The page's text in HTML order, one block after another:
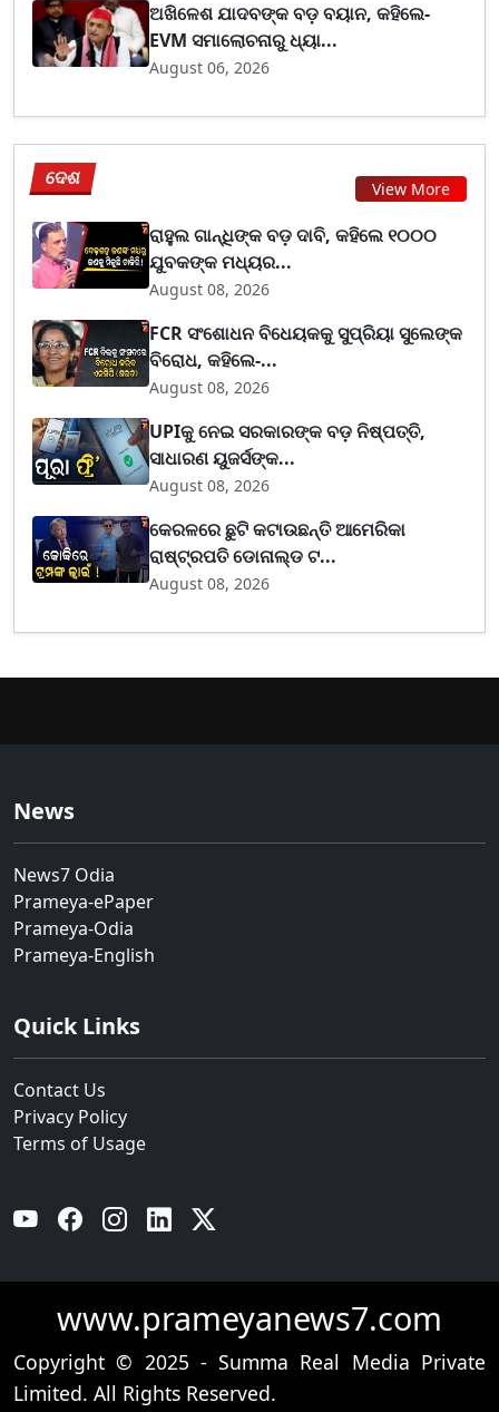
ଅଖିଳେଶ ଯାଦବଙ୍କ ବଡ଼ ବୟାନ, କହିଲେ-
EVM ସମାଲୋଚନାରୁ ଧ୍ୟା...
August 06, 2026
ଦେଶ View More
ରାହୁଲ ଗାନ୍ଧିଙ୍କ ବଡ଼ ଦାବି, କହିଲେ ୧୦୦୦
ଯୁବକଙ୍କ ମଧ୍ୟର...
August 08, 2026
FCR ସଂଶୋଧନ ବିଧେୟକକୁ ସୁପ୍ରିୟା ସୁଲେଙ୍କ
ବିରୋଧ, କହିଲେ-...
August 08, 2026
UPIକୁ ନେଇ ସରକାରଙ୍କ ବଡ଼ ନିଷ୍ପତ୍ତି,
ସାଧାରଣ ୟୁଜର୍ସଙ୍କ...
August 08, 2026
କେରଳରେ ଛୁଟି କଟାଉଛନ୍ତି ଆମେରିକା
ରାଷ୍ଟ୍ରପତି ଡୋନାଲ୍ଡ ଟ...
August 08, 2026
News
News7 Odia
Prameya-ePaper
Prameya-Odia
Prameya-English
Quick Links
Contact Us
Privacy Policy
Terms of Usage
YouTube Facebook Instagram Linkedin
www.prameyanews7.com
Copyright © 2025 - Summa Real Media Private
Limited. All Rights Reserved.